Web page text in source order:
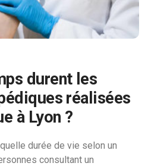
durent les
réalisées
à Lyon ?
durée de vie selon un
consultant un